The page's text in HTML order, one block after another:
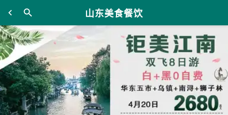
山东美食餐饮